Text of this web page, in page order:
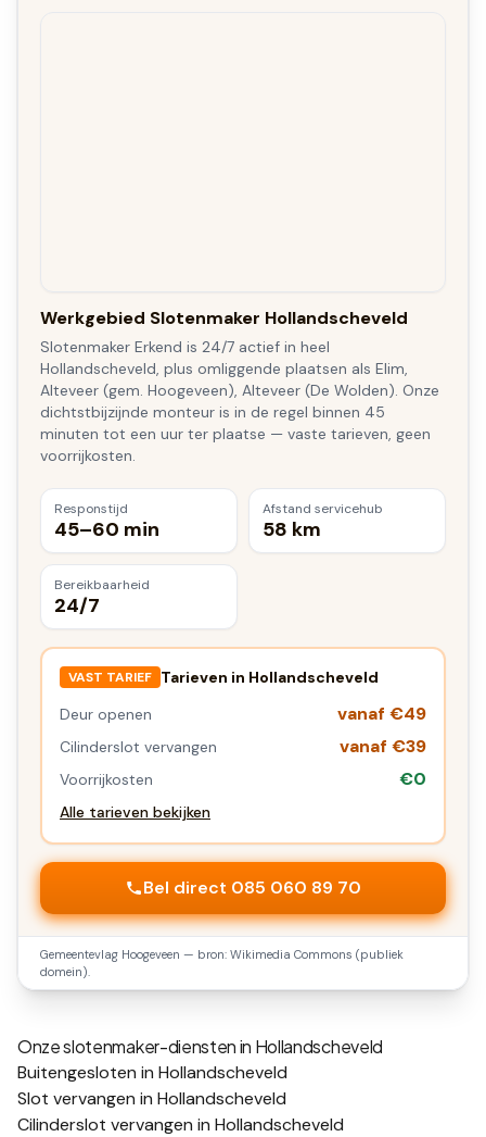
Werkgebied Slotenmaker Hollandscheveld
Slotenmaker Erkend is 24/7 actief in heel
Hollandscheveld, plus omliggende plaatsen als Elim,
Alteveer (gem. Hoogeveen), Alteveer (De Wolden). Onze
dichtstbijzijnde monteur is in de regel binnen 45
minuten tot een uur ter plaatse — vaste tarieven, geen
voorrijkosten.
Responstijd
45–60 min
Afstand servicehub
58 km
Bereikbaarheid
24/7
VAST TARIEF Tarieven in Hollandscheveld
Deur openen
vanaf €49
Cilinderslot vervangen vanaf €39
Voorrijkosten €0
Alle tarieven bekijken
Bel direct 085 060 89 70
Gemeentevlag Hoogeveen — bron: Wikimedia Commons (publiek
domein).
Onze slotenmaker-diensten in Hollandscheveld
Buitengesloten in Hollandscheveld
Slot vervangen in Hollandscheveld
Cilinderslot vervangen in Hollandscheveld